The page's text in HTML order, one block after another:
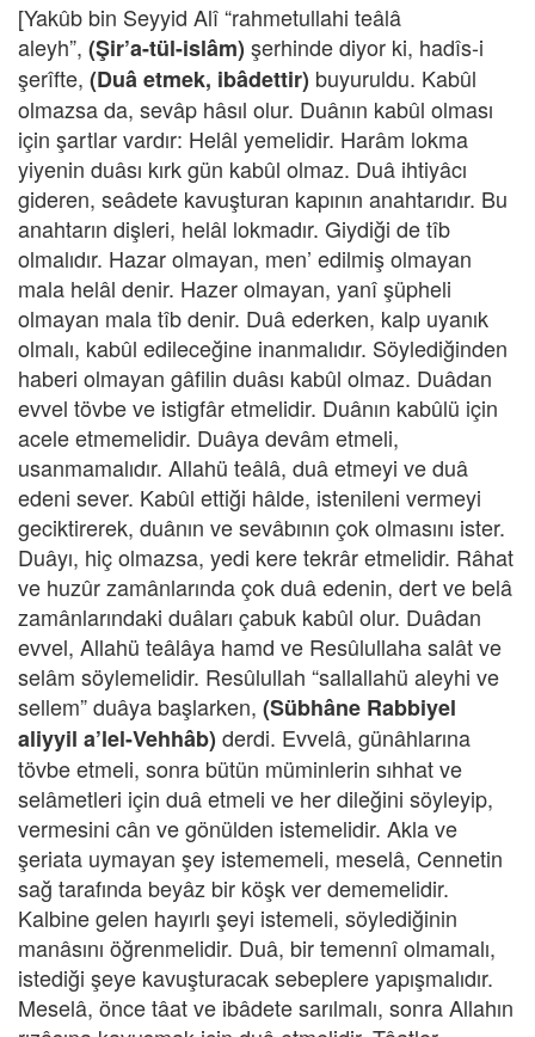
[Yakûb bin Seyyid Alî “rahmetullahi teâlâ
aleyh”, (Şir’a-tül-islâm) şerhinde diyor ki, hadîs-i
şerîfte, (Duâ etmek, ibâdettir) buyuruldu. Kabûl
olmazsa da, sevâp hâsıl olur. Duânın kabûl olması
için şartlar vardır: Helâl yemelidir. Harâm lokma
yiyenin duâsı kırk gün kabûl olmaz. Duâ ihtiyâcı
gideren, seâdete kavuşturan kapının anahtarıdır. Bu
anahtarın dişleri, helâl lokmadır. Giydiği de tîb
olmalıdır. Hazar olmayan, men’ edilmiş olmayan
mala helâl denir. Hazer olmayan, yanî şüpheli
olmayan mala tîb denir. Duâ ederken, kalp uyanık
olmalı, kabûl edileceğine inanmalıdır. Söylediğinden
haberi olmayan gâfilin duâsı kabûl olmaz. Duâdan
evvel tövbe ve istigfâr etmelidir. Duânın kabûlü için
acele etmemelidir. Duâya devâm etmeli,
usanmamalıdır. Allahü teâlâ, duâ etmeyi ve duâ
edeni sever. Kabûl ettiği hâlde, istenileni vermeyi
geciktirerek, duânın ve sevâbının çok olmasını ister.
Duâyı, hiç olmazsa, yedi kere tekrâr etmelidir. Râhat
ve huzûr zamânlarında çok duâ edenin, dert ve belâ
zamânlarındaki duâları çabuk kabûl olur. Duâdan
evvel, Allahü teâlâya hamd ve Resûlullaha salât ve
selâm söylemelidir. Resûlullah “sallallahü aleyhi ve
sellem” duâya başlarken, (Sübhâne Rabbiyel
aliyyil a’lel-Vehhâb) derdi. Evvelâ, günâhlarına
tövbe etmeli, sonra bütün müminlerin sıhhat ve
selâmetleri için duâ etmeli ve her dileğini söyleyip,
vermesini cân ve gönülden istemelidir. Akla ve
şeriata uymayan şey istememeli, meselâ, Cennetin
sağ tarafında beyâz bir köşk ver dememelidir.
Kalbine gelen hayırlı şeyi istemeli, söylediğinin
manâsını öğrenmelidir. Duâ, bir temennî olmamalı,
istediği şeye kavuşturacak sebeplere yapışmalıdır.
Meselâ, önce tâat ve ibâdete sarılmalı, sonra Allahın